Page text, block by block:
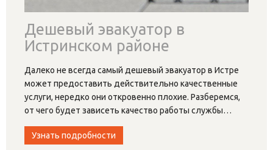
Дешевый эвакуатор в
Истринском районе
Далеко не всегда самый дешевый эвакуатор в Истре
может предоставить действительно качественные
услуги, нередко они откровенно плохие. Разберемся,
от чего будет зависеть качество работы службы…
Узнать подробности